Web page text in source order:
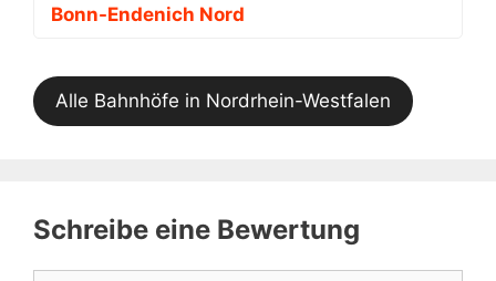
Bonn-Endenich Nord
Alle Bahnhöfe in Nordrhein-Westfalen
Schreibe eine Bewertung